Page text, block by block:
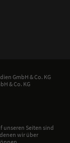
GmbH & Co. KG
& Co. KG
unseren Seiten sind
wir über